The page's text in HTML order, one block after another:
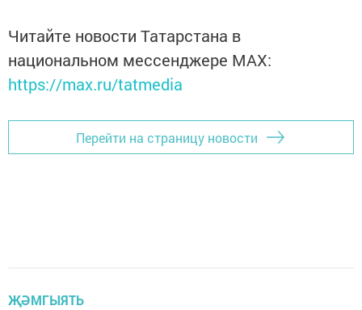
Читайте новости Татарстана в
национальном мессенджере MАХ:
https://max.ru/tatmedia
Перейти на страницу новости
ҖӘМГЫЯТЬ